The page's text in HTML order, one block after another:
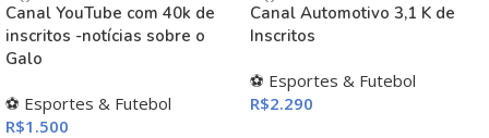
Canal YouTube com 40k de
inscritos -notícias sobre o
Galo
⚽ Esportes & Futebol
R$1.500
Canal Automotivo 3,1 K de
Inscritos
⚽ Esportes & Futebol
R$2.290